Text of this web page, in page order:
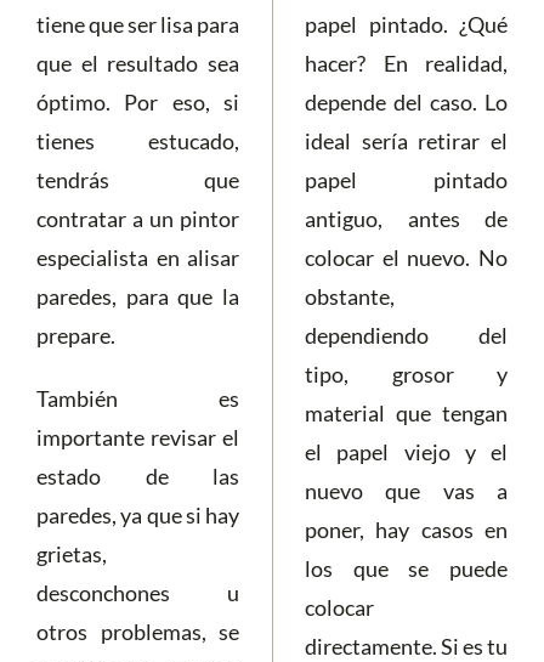
tiene que ser lisa para
que el resultado sea
óptimo. Por eso, si
tienes estucado,
tendrás que
contratar a un pintor
especialista en alisar
paredes, para que la
prepare.
También es
importante revisar el
estado de las
paredes, ya que si hay
grietas,
desconchones u
otros problemas, se
papel pintado. ¿Qué
hacer? En realidad,
depende del caso. Lo
ideal sería retirar el
papel pintado
antiguo, antes de
colocar el nuevo. No
obstante,
dependiendo del
tipo, grosor y
material que tengan
el papel viejo y el
nuevo que vas a
poner, hay casos en
los que se puede
colocar
directamente. Si es tu